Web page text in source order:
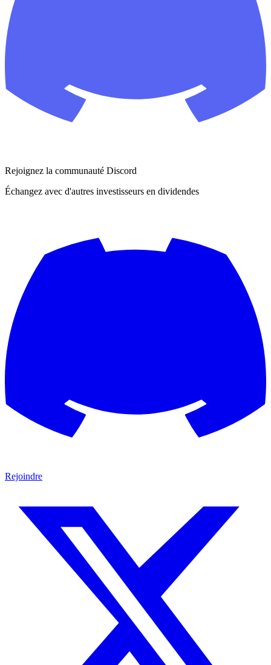
Rejoignez la communauté Discord
Échangez avec d'autres investisseurs en dividendes
Rejoindre